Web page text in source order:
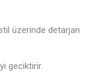
üzerinde detarjan
geciktirir.